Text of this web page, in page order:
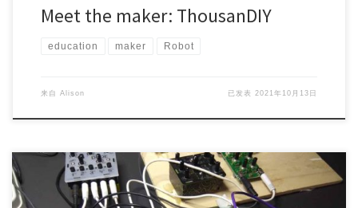
Meet the maker: ThousanDIY
education maker Robot
来自 Alison 已发表2021年10月13日